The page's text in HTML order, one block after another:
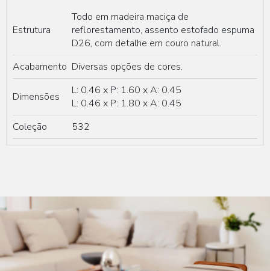
Estrutura
Todo em madeira maciça de
reflorestamento, assento estofado espuma
D26, com detalhe em couro natural.
Acabamento Diversas opções de cores.
Dimensões
L: 0.46 x P: 1.60 x A: 0.45
L: 0.46 x P: 1.80 x A: 0.45
Coleção
532